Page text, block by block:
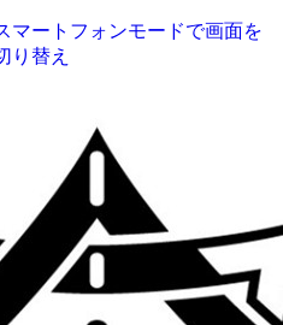
マートフォンモードで画面を
り替え